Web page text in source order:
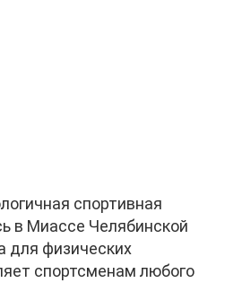
спортивная
в Миассе Челябинской
для физических
спортсменам любого